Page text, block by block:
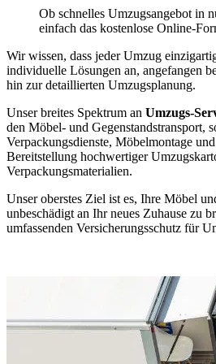
Ob schnelles Umzugsangebot in
einfach das kostenlose Online-
Wir wissen, dass jeder Umzug
individuelle Lösungen an, angefangen
hin zur detaillierten Umzugsplanung.
Unser breites Spektrum an Umzugs-
den Möbel- und Gegenstandstransport,
Verpackungsdienste, Möbelmontage
Bereitstellung hochwertiger
Verpackungsmaterialien.
Unser oberstes Ziel ist es, Ihre Möbel
unbeschädigt an Ihr neues Zuhause zu
umfassenden Versicherungsschutz für